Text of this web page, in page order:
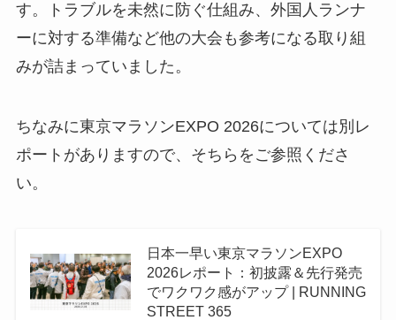
す。トラブルを未然に防ぐ仕組み、外国人ランナ
ーに対する準備など他の大会も参考になる取り組
みが詰まっていました。
ちなみに東京マラソンEXPO 2026については別レ
ポートがありますので、そちらをご参照くださ
い。
日本一早い東京マラソンEXPO
2026レポート：初披露＆先行発売
でワクワク感がアップ | RUNNING
STREET 365